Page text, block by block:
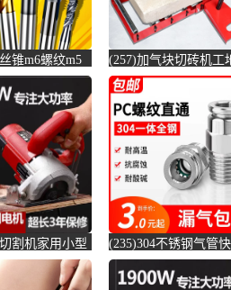
锥m6螺纹m5
m8丝攻m10不
俊拓五金旗舰
(257)加气块切砖机工
动轻质砖压砖机带钢
泥砖泡沫砖-水泥切割
(贞美旗舰店仅售390
割机家用小型
金属钢材机两
-水泥切割机
(235)304不锈钢气管
接头快插气动快接螺
压气嘴直-螺纹钢(卓成